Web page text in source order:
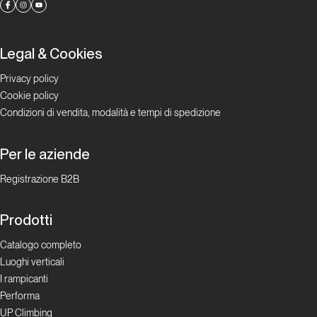
Legal & Cookies
Privacy policy
Cookie policy
Condizioni di vendita, modalità e tempi di spedizione
Per le aziende
Registrazione B2B
Prodotti
Catalogo completo
Luoghi verticali
I rampicanti
Performa
UP Climbing